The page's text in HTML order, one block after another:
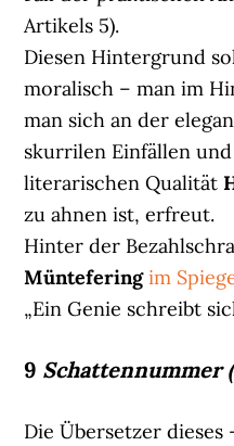
Artikels 5).
Diesen Hintergrund
moralisch – man im
man sich an der
skurrilen Einfällen
literarischen Qualität
zu ahnen ist, erfreut.
Hinter der
Müntefering im
„Ein Genie schreibt
9 Schattennummer
Die Übersetzer